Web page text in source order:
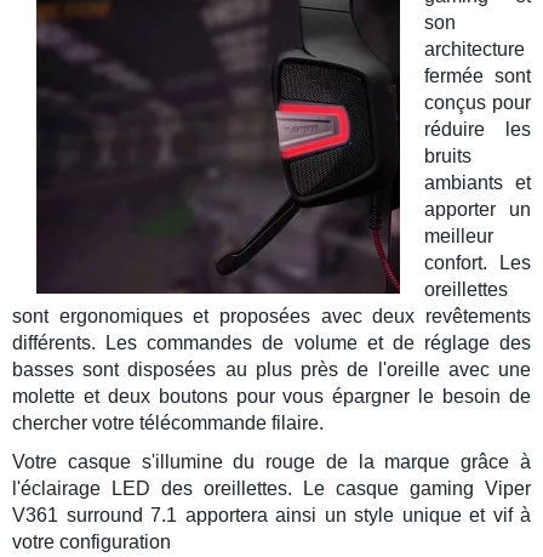
son
architecture
fermée sont
conçus pour
réduire les
bruits
ambiants et
apporter un
meilleur
confort. Les
oreillettes
sont ergonomiqueset proposées avec deux revêtements
différents. Les commandes de volume et de réglage des
basses sont disposées au plus près de l'oreille avec une
molette et deux boutons pour vous épargner le besoin de
chercher votre télécommande filaire.
Votre casque s'illumine du rouge de la marque grâce à
l'éclairage LED des oreillettes. Le casque gaming Viper
V361 surround 7.1 apportera ainsi un style unique et vif à
votre configuration